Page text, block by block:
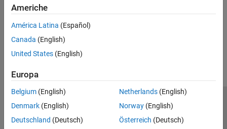
Americhe
América Latina (Español)
Canada (English)
United States (English)
Europa
Belgium (English)
Denmark (English)
Deutschland (Deutsch)
Netherlands(English)
Norway(English)
Österreich (Deutsch)
Centro di fiducia
Informativa sulla privacy
Antipirateria
Stato dell'applicazione
Contatti